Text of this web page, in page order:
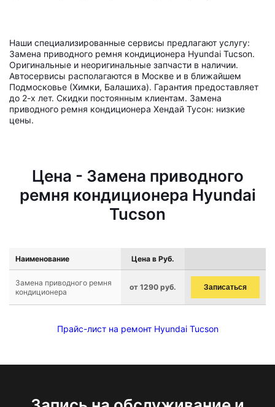
Наши специализированные сервисы предлагают услугу:
Замена приводного ремня кондиционера Hyundai Tucson.
Оригинальные и неоригинальные запчасти в наличии.
Автосервисы располагаются в Москве и в ближайшем
Подмосковье (Химки, Балашиха). Гарантия предоставляет
до 2-х лет. Скидки постоянным клиентам. Замена
приводного ремня кондиционера Хендай Тусон: низкие
цены.
Цена - Замена приводного
ремня кондиционера Hyundai
Tucson
Наименование Цена в Руб.
Замена приводного ремня
кондиционера
от 1290 руб. Записаться
Прайс-лист на ремонт Hyundai Tucson